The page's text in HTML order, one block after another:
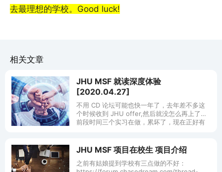
去最理想的学校。Good luck!
相关文章
JHU MSF 就读深度体验
[2020.04.27]
不用 CD 论坛可能也快一年了，去年差不多这
个时候收到 JHU offer,然后就没怎么再上了。
前段时间三个实习在做，累坏了，现在正好有
JHU MSF 项目在校生 项目介绍
之前有姑娘提到学校有三点做的不好：